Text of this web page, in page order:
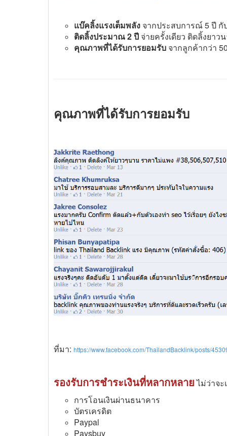
แบ๊คลิ้งแรงเต็มพลัง จากประสบการณ์ 5 ปี กั
ติดลิ้งประมาณ 2 ปี จ่ายครั้งเดียว ติดลิ้งยาว
คุณภาพที่ได้รับการยอมรับ จากลูกค้ากว่า
คุณภาพที่ได้รับการยอมรับ
ที่มา: https://www.facebook.com/ThailandBacklink/posts/
รองรับการชำระเงินที่หลากหลาย ไม่ว่าจะ
การโอนเงินผ่านธนาคาร
บัตรเครดิต
Paypal
Paysbuy